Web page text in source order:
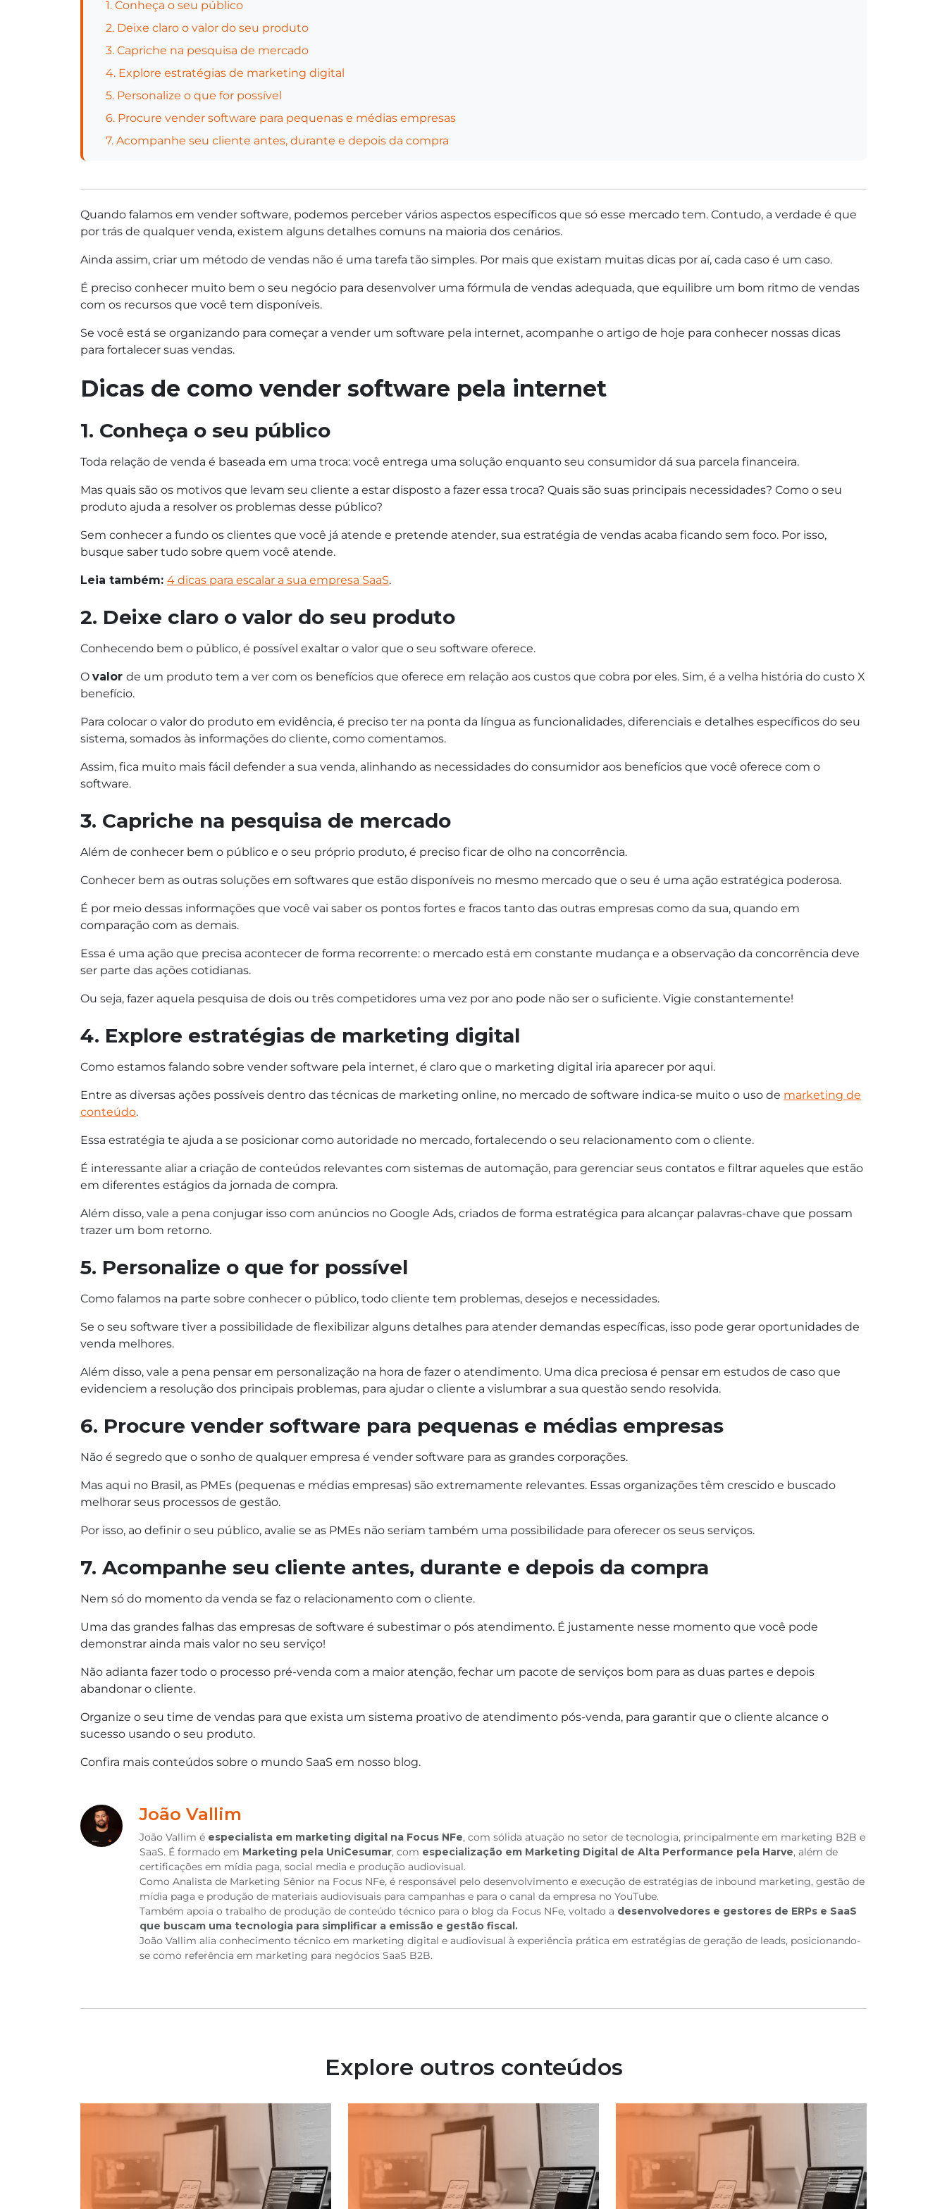
1. Conheça o seu público
2. Deixe claro o valor do seu produto
3. Capriche na pesquisa de mercado
4. Explore estratégias de marketing digital
5. Personalize o que for possível
6. Procure vender software para pequenas e médias empresas
7. Acompanhe seu cliente antes, durante e depois da compra
Quando falamos em vender software, podemos perceber vários aspectos específicos que só esse mercado tem. Contudo, a verdade é que
por trás de qualquer venda, existem alguns detalhes comuns na maioria dos cenários.
Ainda assim, criar um método de vendas não é uma tarefa tão simples. Por mais que existam muitas dicas por aí, cada caso é um caso.
É preciso conhecer muito bem o seu negócio para desenvolver uma fórmula de vendas adequada, que equilibre um bom ritmo de vendas
com os recursos que você tem disponíveis.
Se você está se organizando para começar a vender um software pela internet, acompanhe o artigo de hoje para conhecer nossas dicas
para fortalecer suas vendas.
Dicas de como vender software pela internet
1. Conheça o seu público
Toda relação de venda é baseada em uma troca: você entrega uma solução enquanto seu consumidor dá sua parcela financeira.
Mas quais são os motivos que levam seu cliente a estar disposto a fazer essa troca? Quais são suas principais necessidades? Como o seu
produto ajuda a resolver os problemas desse público?
Sem conhecer a fundo os clientes que você já atende e pretende atender, sua estratégia de vendas acaba ficando sem foco. Por isso,
busque saber tudo sobre quem você atende.
Leia também: 4 dicas para escalar a sua empresa SaaS.
2. Deixe claro o valor do seu produto
Conhecendo bem o público, é possível exaltar o valor que o seu software oferece.
O valor de um produto tem a ver com os benefícios que oferece em relação aos custos que cobra por eles. Sim, é a velha história do custo X
benefício.
Para colocar o valor do produto em evidência, é preciso ter na ponta da língua as funcionalidades, diferenciais e detalhes específicos do seu
sistema, somados às informações do cliente, como comentamos.
Assim, fica muito mais fácil defender a sua venda, alinhando as necessidades do consumidor aos benefícios que você oferece com o
software.
3. Capriche na pesquisa de mercado
Além de conhecer bem o público e o seu próprio produto, é preciso ficar de olho na concorrência.
Conhecer bem as outras soluções em softwares que estão disponíveis no mesmo mercado que o seu é uma ação estratégica poderosa.
É por meio dessas informações que você vai saber os pontos fortes e fracos tanto das outras empresas como da sua, quando em
comparação com as demais.
Essa é uma ação que precisa acontecer de forma recorrente: o mercado está em constante mudança e a observação da concorrência deve
ser parte das ações cotidianas.
Ou seja, fazer aquela pesquisa de dois ou três competidores uma vez por ano pode não ser o suficiente. Vigie constantemente!
4. Explore estratégias de marketing digital
Como estamos falando sobre vender software pela internet, é claro que o marketing digital iria aparecer por aqui.
Entre as diversas ações possíveis dentro das técnicas de marketing online, no mercado de software indica-se muito o uso de marketing de
conteúdo.
Essa estratégia te ajuda a se posicionar como autoridade no mercado, fortalecendo o seu relacionamento com o cliente.
É interessante aliar a criação de conteúdos relevantes com sistemas de automação, para gerenciar seus contatos e filtrar aqueles que estão
em diferentes estágios da jornada de compra.
Além disso, vale a pena conjugar isso com anúncios no Google Ads, criados de forma estratégica para alcançar palavras-chave que possam
trazer um bom retorno.
5. Personalize o que for possível
Como falamos na parte sobre conhecer o público, todo cliente tem problemas, desejos e necessidades.
Se o seu software tiver a possibilidade de flexibilizar alguns detalhes para atender demandas específicas, isso pode gerar oportunidades de
venda melhores.
Além disso, vale a pena pensar em personalização na hora de fazer o atendimento. Uma dica preciosa é pensar em estudos de caso que
evidenciem a resolução dos principais problemas, para ajudar o cliente a vislumbrar a sua questão sendo resolvida.
6. Procure vender software para pequenas e médias empresas
Não é segredo que o sonho de qualquer empresa é vender software para as grandes corporações.
Mas aqui no Brasil, as PMEs (pequenas e médias empresas) são extremamente relevantes. Essas organizações têm crescido e buscado
melhorar seus processos de gestão.
Por isso, ao definir o seu público, avalie se as PMEs não seriam também uma possibilidade para oferecer os seus serviços.
7. Acompanhe seu cliente antes, durante e depois da compra
Nem só do momento da venda se faz o relacionamento com o cliente.
Uma das grandes falhas das empresas de software é subestimar o pós atendimento. É justamente nesse momento que você pode
demonstrar ainda mais valor no seu serviço!
Não adianta fazer todo o processo pré-venda com a maior atenção, fechar um pacote de serviços bom para as duas partes e depois
abandonar o cliente.
Organize o seu time de vendas para que exista um sistema proativo de atendimento pós-venda, para garantir que o cliente alcance o
sucesso usando o seu produto.
Confira mais conteúdos sobre o mundo SaaS em nosso blog.
João Vallim
João Vallim é especialista em marketing digital na Focus NFe, com sólida atuação no setor de tecnologia, principalmente em marketing B2B e
SaaS. É formado em Marketing pela UniCesumar, com especialização em Marketing Digital de Alta Performance pela Harve, além de
certificações em mídia paga, social media e produção audiovisual.
Como Analista de Marketing Sênior na Focus NFe, é responsável pelo desenvolvimento e execução de estratégias de inbound marketing, gestão de
mídia paga e produção de materiais audiovisuais para campanhas e para o canal da empresa no YouTube.
Também apoia o trabalho de produção de conteúdo técnico para o blog da Focus NFe, voltado a desenvolvedores e gestores de ERPs e SaaS
que buscam uma tecnologia para simplificar a emissão e gestão fiscal.
João Vallim alia conhecimento técnico em marketing digital e audiovisual à experiência prática em estratégias de geração de leads, posicionando-
se como referência em marketing para negócios SaaS B2B.
Explore outros conteúdos